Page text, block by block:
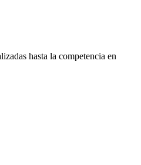
hasta la competencia en